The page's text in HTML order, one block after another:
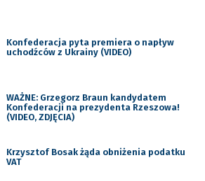
Konfederacja pyta premiera o napływ
uchodźców z Ukrainy (VIDEO)
WAŻNE: Grzegorz Braun kandydatem
Konfederacji na prezydenta Rzeszowa!
(VIDEO, ZDJĘCIA)
Krzysztof Bosak żąda obniżenia podatku
VAT